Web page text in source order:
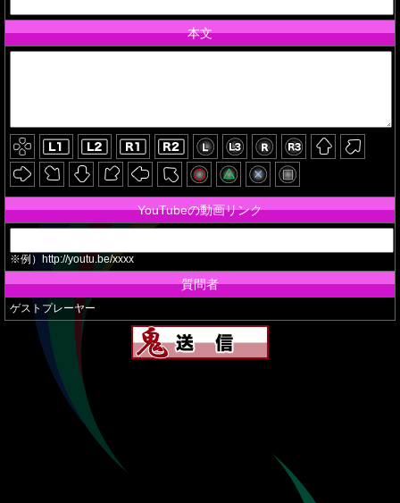
本文
YouTubeの動画リンク
※例）http://youtu.be/xxxx
質問者
ゲストプレーヤー